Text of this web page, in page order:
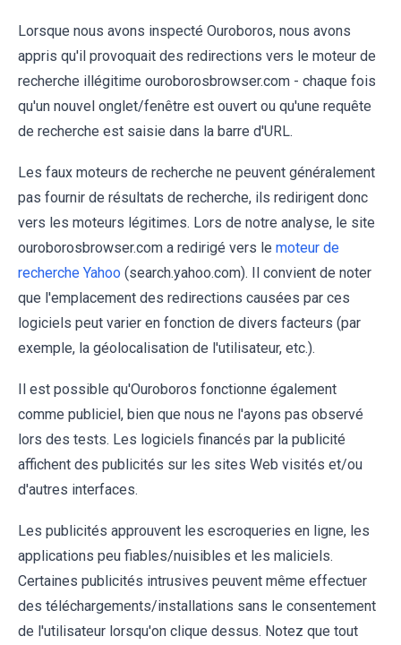
Lorsque nous avons inspecté Ouroboros, nous avons
appris qu'il provoquait des redirections vers le moteur de
recherche illégitime ouroborosbrowser.com - chaque fois
qu'un nouvel onglet/fenêtre est ouvert ou qu'une requête
de recherche est saisie dans la barre d'URL.
Les faux moteurs de recherche ne peuvent généralement
pas fournir de résultats de recherche, ils redirigent donc
vers les moteurs légitimes. Lors de notre analyse, le site
ouroborosbrowser.com a redirigé vers le moteur de
recherche Yahoo (search.yahoo.com). Il convient de noter
que l'emplacement des redirections causées par ces
logiciels peut varier en fonction de divers facteurs (par
exemple, la géolocalisation de l'utilisateur, etc.).
Il est possible qu'Ouroboros fonctionne également
comme publiciel, bien que nous ne l'ayons pas observé
lors des tests. Les logiciels financés par la publicité
affichent des publicités sur les sites Web visités et/ou
d'autres interfaces.
Les publicités approuvent les escroqueries en ligne, les
applications peu fiables/nuisibles et les maliciels.
Certaines publicités intrusives peuvent même effectuer
des téléchargements/installations sans le consentement
de l'utilisateur lorsqu'on clique dessus. Notez que tout